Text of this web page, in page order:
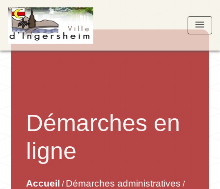
menu
Démarches en
ligne
Accueil / Démarches administratives /